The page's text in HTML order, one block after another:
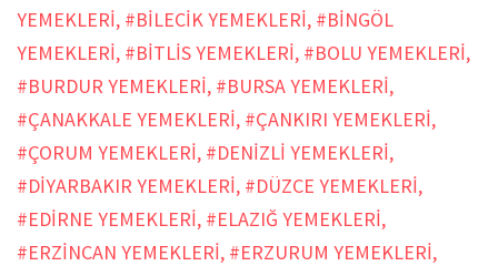
YEMEKLERİ, #BİLECİK YEMEKLERİ, #BİNGÖL
YEMEKLERİ, #BİTLİS YEMEKLERİ, #BOLU YEMEKLERİ,
#BURDUR YEMEKLERİ, #BURSA YEMEKLERİ,
#ÇANAKKALE YEMEKLERİ, #ÇANKIRI YEMEKLERİ,
#ÇORUM YEMEKLERİ, #DENİZLİ YEMEKLERİ,
#DİYARBAKIR YEMEKLERİ, #DÜZCE YEMEKLERİ,
#EDİRNE YEMEKLERİ, #ELAZIĞ YEMEKLERİ,
#ERZİNCAN YEMEKLERİ, #ERZURUM YEMEKLERİ,